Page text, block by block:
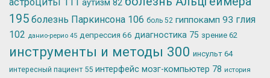
аутизм 82
195 болезнь Паркинсона 106 боль 52 гиппокамп 93 глия
102 данио-рерио 45 депрессия 66 диагностика 75 зрение 62
инструменты и методы 300 инсульт 64
интересный пациент 55 интерфейс мозг-компьютер 78 история